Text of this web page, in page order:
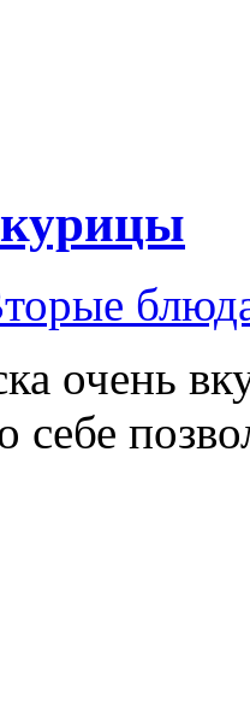
очень
себе